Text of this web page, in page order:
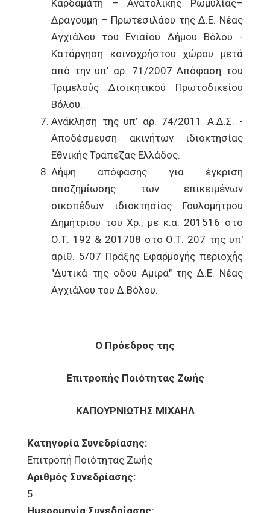
Καρδαμάτη – Ανατολικής Ρωμυλίας–
Δραγούμη – Πρωτεσιλάου της Δ.Ε. Νέας
Αγχιάλου του Ενιαίου Δήμου Βόλου -
Κατάργηση κοινοχρήστου χώρου μετά
από την υπ’ αρ. 71/2007 Απόφαση του
Τριμελούς Διοικητικού Πρωτοδικείου
Βόλου.
Ανάκληση της υπ’ αρ. 74/2011 Α.Δ.Σ. -
Αποδέσμευση ακινήτων ιδιοκτησίας
Εθνικής Τράπεζας Ελλάδος.
Λήψη απόφασης για έγκριση
αποζημίωσης των επικειμένων
οικοπέδων ιδιοκτησίας Γουλομήτρου
Δημήτριου του Χρ., με κ.α. 201516 στο
Ο.Τ. 192 & 201708 στο Ο.Τ. 207 της υπ'
αριθ. 5/07 Πράξης Εφαρμογής περιοχής
"Δυτικά της οδού Αμιρά" της Δ.Ε. Νέας
Αγχιάλου του Δ.Βόλου.
Ο Πρόεδρος της
Επιτροπής Ποιότητας Ζωής
ΚΑΠΟΥΡΝΙΩΤΗΣ ΜΙΧΑΗΛ
Κατηγορία Συνεδρίασης:
Επιτροπή Ποιότητας Ζωής
Αριθμός Συνεδρίασης:
5
Ημερομηνία Συνεδρίασης: